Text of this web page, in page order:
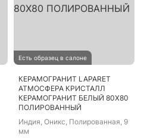
Есть образец в салоне
КЕРАМОГРАНИТ LAPARET
АТМОСФЕРА КРИСТАЛЛ
КЕРАМОГРАНИТ БЕЛЫЙ 80Х80
ПОЛИРОВАННЫЙ
Индия, Оникс, Полированная, 9
мм